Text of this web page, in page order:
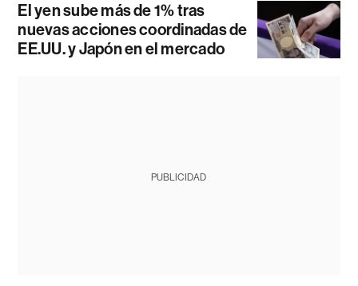
El yen sube más de 1% tras
nuevas acciones coordinadas de
EE.UU. y Japón en el mercado
PUBLICIDAD